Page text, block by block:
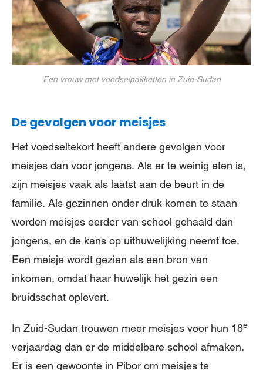
Een vrouw met voedselpakketten in Zuid-Sudan
De gevolgen voor meisjes
Het voedseltekort heeft andere gevolgen voor
meisjes dan voor jongens. Als er te weinig eten is,
zijn meisjes vaak als laatst aan de beurt in de
familie. Als gezinnen onder druk komen te staan
worden meisjes eerder van school gehaald dan
jongens, en de kans op uithuwelijking neemt toe.
Een meisje wordt gezien als een bron van
inkomen, omdat haar huwelijk het gezin een
bruidsschat oplevert.
In Zuid-Sudan trouwen meer meisjes voor hun 18e
verjaardag dan er de middelbare school afmaken.
Er is een gewoonte in Pibor om meisjes te